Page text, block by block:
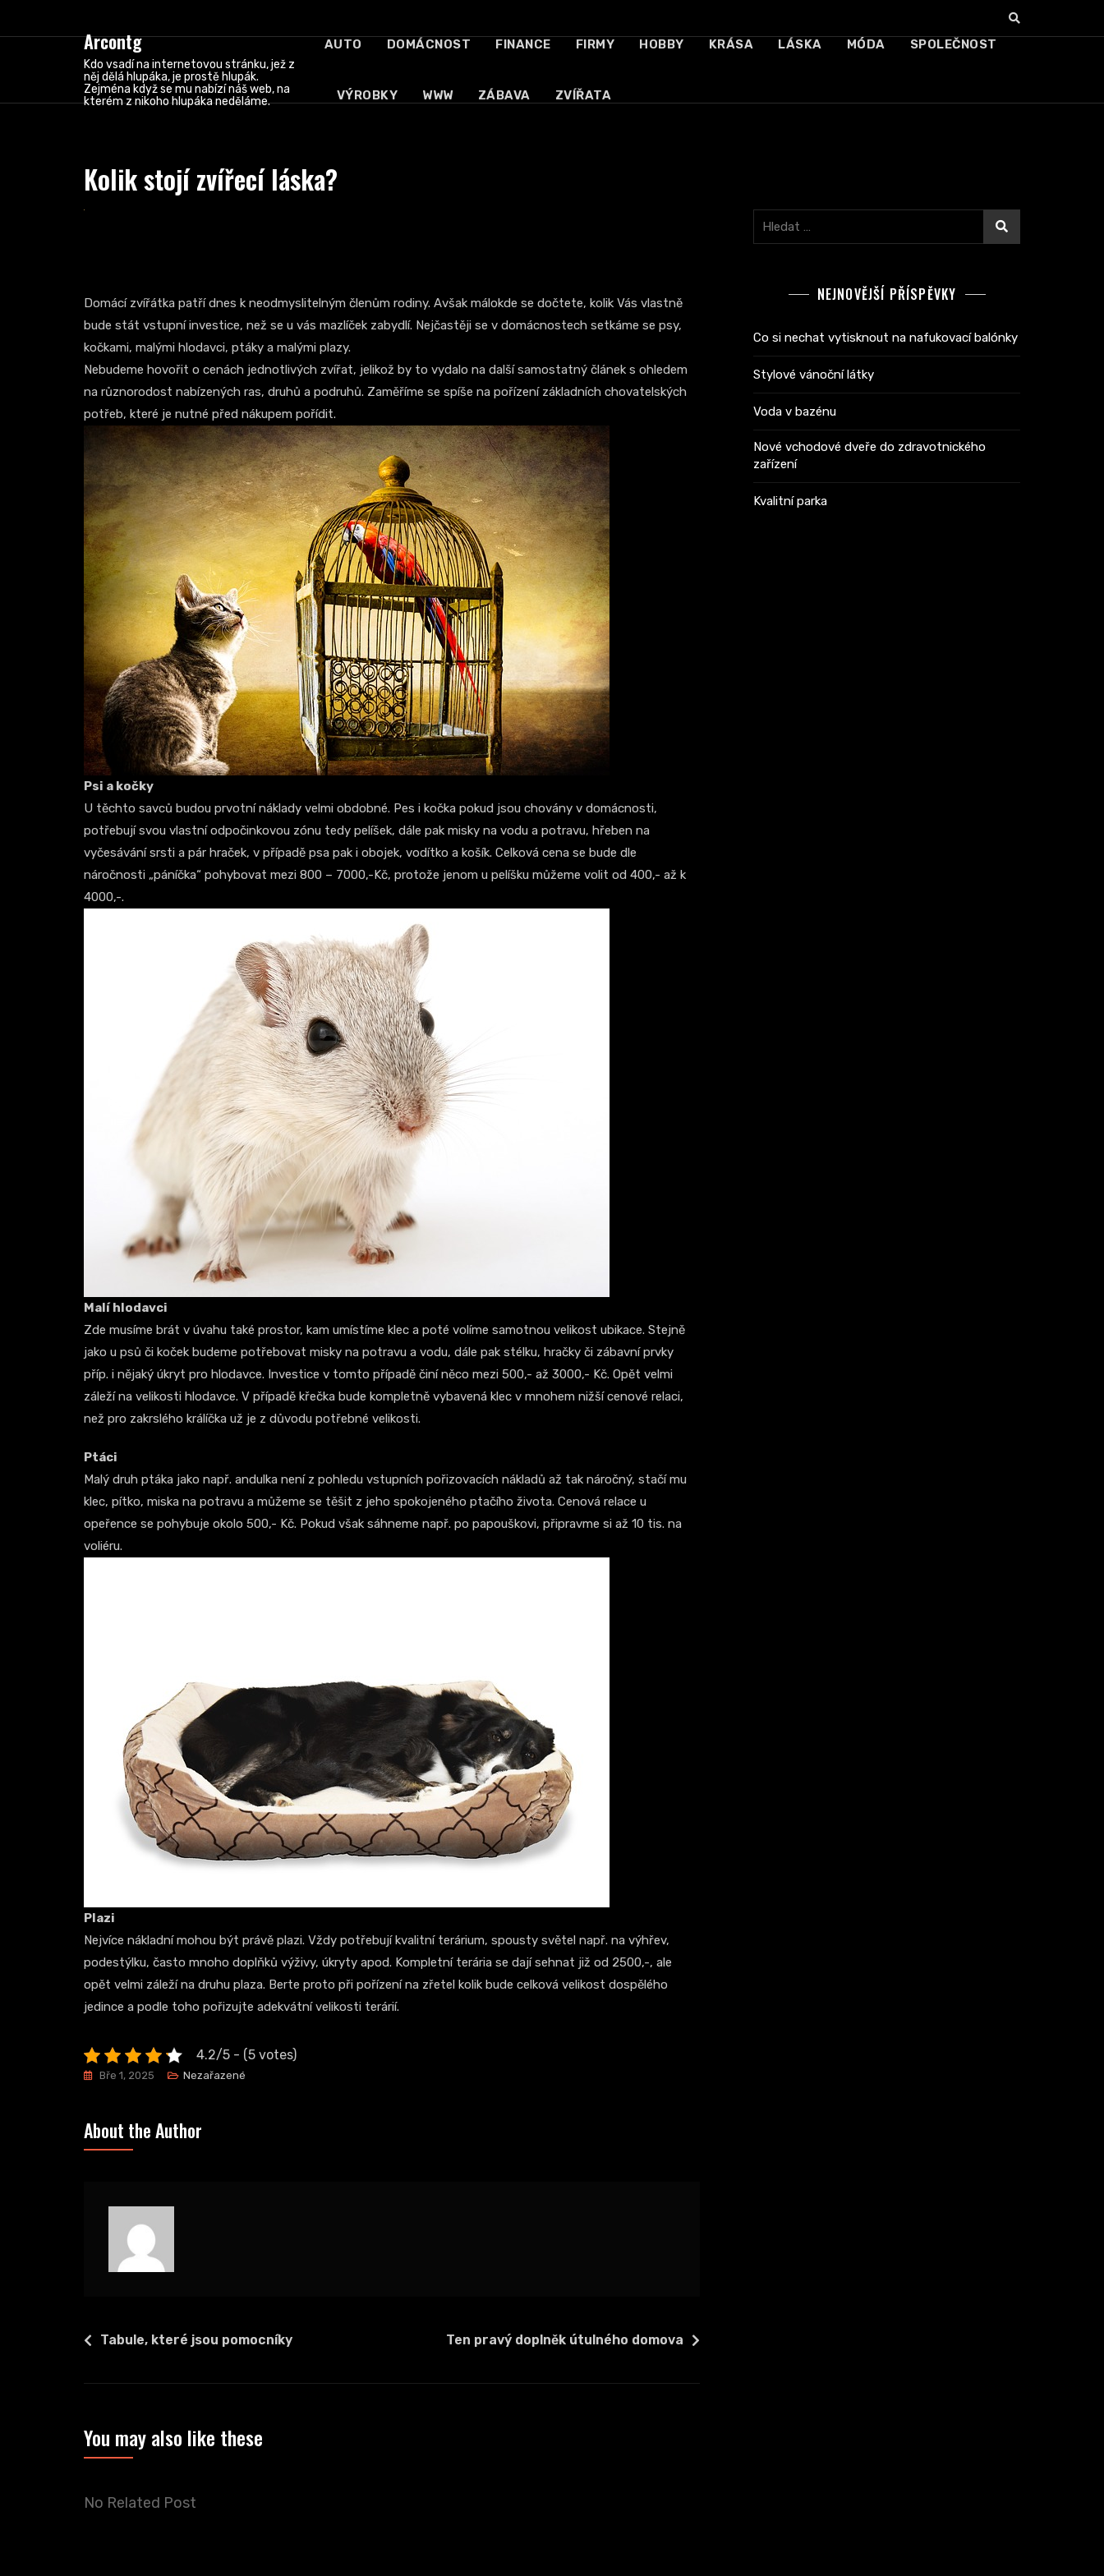
Arcontg
Kdo vsadí na internetovou stránku, jež z
něj dělá hlupáka, je prostě hlupák.
Zejména když se mu nabízí náš web, na
kterém z nikoho hlupáka neděláme.
AUTO DOMÁCNOST FINANCE FIRMY HOBBY KRÁSA LÁSKA MÓDA SPOLEČNOST
VÝROBKY WWW ZÁBAVA ZVÍŘATA
Kolik stojí zvířecí láska?
Domácí zvířátka patří dnes k neodmyslitelným členům rodiny. Avšak málokde se dočtete, kolik Vás vlastně
bude stát vstupní investice, než se u vás mazlíček zabydlí. Nejčastěji se v domácnostech setkáme se psy,
kočkami, malými hlodavci, ptáky a malými plazy.
Nebudeme hovořit o cenách jednotlivých zvířat, jelikož by to vydalo na další samostatný článek s ohledem
na různorodost nabízených ras, druhů a podruhů. Zaměříme se spíše na pořízení základních chovatelských
potřeb, které je nutné před nákupem pořídit.
Psi a kočky
U těchto savců budou prvotní náklady velmi obdobné. Pes i kočka pokud jsou chovány v domácnosti,
potřebují svou vlastní odpočinkovou zónu tedy pelíšek, dále pak misky na vodu a potravu, hřeben na
vyčesávání srsti a pár hraček, v případě psa pak i obojek, vodítko a košík. Celková cena se bude dle
náročnosti „páníčka“ pohybovat mezi 800 – 7000,-Kč, protože jenom u pelíšku můžeme volit od 400,- až k
4000,-.
Malí hlodavci
Zde musíme brát v úvahu také prostor, kam umístíme klec a poté volíme samotnou velikost ubikace. Stejně
jako u psů či koček budeme potřebovat misky na potravu a vodu, dále pak stélku, hračky či zábavní prvky
příp. i nějaký úkryt pro hlodavce. Investice v tomto případě činí něco mezi 500,- až 3000,- Kč. Opět velmi
záleží na velikosti hlodavce. V případě křečka bude kompletně vybavená klec v mnohem nižší cenové relaci,
než pro zakrslého králíčka už je z důvodu potřebné velikosti.
Ptáci
Malý druh ptáka jako např. andulka není z pohledu vstupních pořizovacích nákladů až tak náročný, stačí mu
klec, pítko, miska na potravu a můžeme se těšit z jeho spokojeného ptačího života. Cenová relace u
opeřence se pohybuje okolo 500,- Kč. Pokud však sáhneme např. po papouškovi, připravme si až 10 tis. na
voliéru.
Plazi
Nejvíce nákladní mohou být právě plazi. Vždy potřebují kvalitní terárium, spousty světel např. na výhřev,
podestýlku, často mnoho doplňků výživy, úkryty apod. Kompletní terária se dají sehnat již od 2500,-, ale
opět velmi záleží na druhu plaza. Berte proto při pořízení na zřetel kolik bude celková velikost dospělého
jedince a podle toho pořizujte adekvátní velikosti terárií.
4.2/5 - (5 votes)
Bře 1, 2025 Nezařazené
About the Author
Navigace
Tabule, které jsou pomocníky Ten pravý doplněk útulného domova
Vyhledávání
NEJNOVĚJŠÍ PŘÍSPĚVKY
Co si nechat vytisknout na nafukovací balónky
Stylové vánoční látky
Voda v bazénu
Nové vchodové dveře do zdravotnického
zařízení
Kvalitní parka
You may also like these
No Related Post